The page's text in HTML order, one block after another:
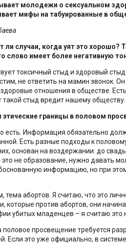
молодежи о сексуальном
мифы на табуированные в
ли случаи, когда уят это хорошо?
слово имеет более негативную
токсичный стыд и здоровый
не ответить на мамин звонок.
отношения в обществе.
такой стыд вредит нашему обществу.
этические границы в половом
есть. Информация обязательно
Есть разные подходы к
основан на воздержании: до
это не образование, нужно давать
информацию, но при
тема абортов. Я считаю, что это
которые против абортов, они
убитых младенцев – я считаю это
половое просвещение требуется
Если это уже официально, в